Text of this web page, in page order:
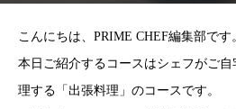
こんにちは、PRIME CHEF編集部です
本日ご紹介するコースはシェフがご
理する「出張料理」のコースです。